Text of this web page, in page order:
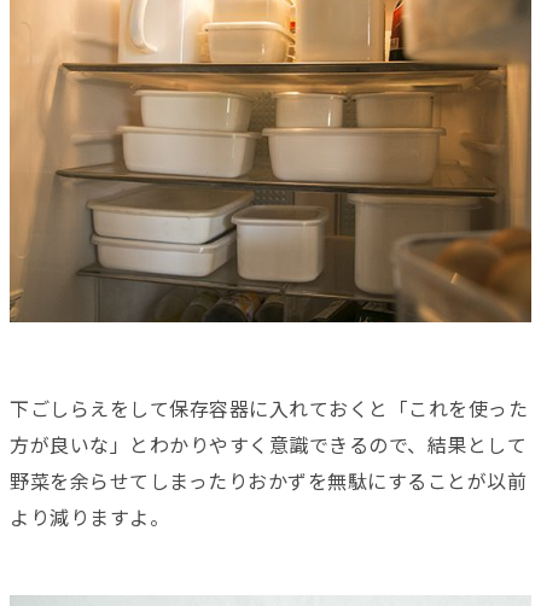
下ごしらえをして保存容器に入れておくと「これを使った
方が良いな」とわかりやすく意識できるので、結果として
野菜を余らせてしまったりおかずを無駄にすることが以前
より減りますよ。